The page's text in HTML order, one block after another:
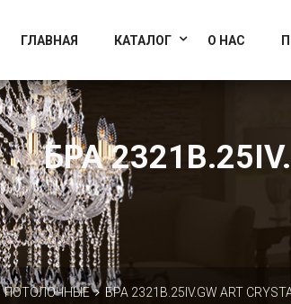
Art Crystal Light
ГЛАВНАЯ КАТАЛОГ О НАС
БРА
ПОТОЛОЧНЫЕ БРА 2321B.25IV.GW ART